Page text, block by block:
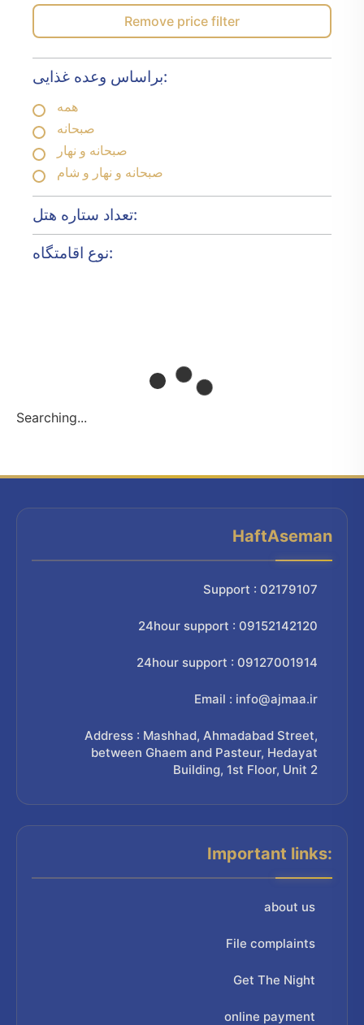
Remove price filter
براساس وعده غذایی:
همه
صبحانه
صبحانه و نهار
صبحانه و نهار و شام
تعداد ستاره هتل:
نوع اقامتگاه:
Searching...
HaftAseman
Support : 02179107
24hour support : 09152142120
24hour support : 09127001914
Email : info@ajmaa.ir
Address : Mashhad, Ahmadabad Street,
between Ghaem and Pasteur, Hedayat
Building, 1st Floor, Unit 2
Important links:
about us
File complaints
Get The Night
online payment